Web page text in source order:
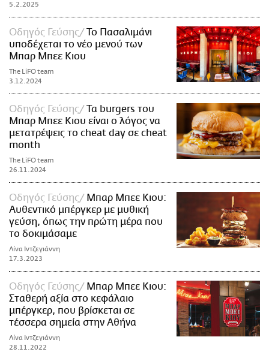
5.2.2025
Οδηγός Γεύσης
Το Πασαλιμάνι
υποδέχεται το νέο μενού των
Μπαρ Μπεε Κιου
The LiFO team
3.12.2024
Οδηγός Γεύσης
Τα burgers του
Μπαρ Μπεε Κιου είναι ο λόγος να
μετατρέψεις το cheat day σε cheat
month
The LiFO team
26.11.2024
Οδηγός Γεύσης
Μπαρ Μπεε Κιου:
Αυθεντικό μπέργκερ με μυθική
γεύση, όπως την πρώτη μέρα που
το δοκιμάσαμε
Λίνα Ιντζεγιάννη
17.3.2023
Οδηγός Γεύσης
Μπαρ Μπεε Κιου:
Σταθερή αξία στο κεφάλαιο
μπέργκερ, που βρίσκεται σε
τέσσερα σημεία στην Αθήνα
Λίνα Ιντζεγιάννη
28.11.2022